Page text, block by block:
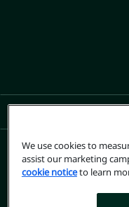
We use cookies to
assist our marketing
cookie noticeto learn